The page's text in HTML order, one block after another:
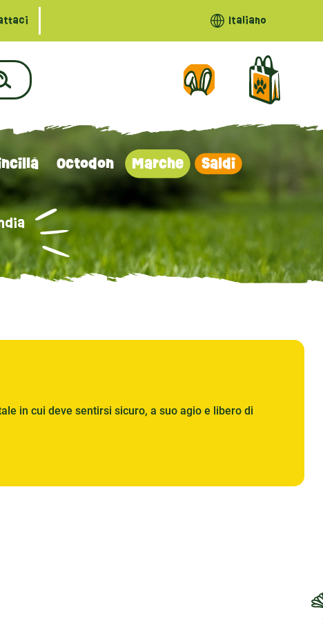
Italiano
Octodon Marche Saldi
in cui deve sentirsi sicuro, a suo agio e libero di
e dell'esplorazione per questi curiosi animaletti. Per
per soddisfare il loro bisogno di movimento. Per
più grande è sempre meglio, soprattutto se si